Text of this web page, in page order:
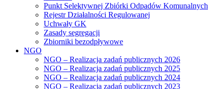
Punkt Selektywnej Zbiórki Odpadów Komunalnych
Rejestr Działalności Regulowanej
Uchwały GK
Zasady segregacji
Zbiorniki bezodpływowe
NGO
NGO – Realizacja zadań publicznych 2026
NGO – Realizacja zadań publicznych 2025
NGO – Realizacja zadań publicznych 2024
NGO – Realizacja zadań publicznych 2023